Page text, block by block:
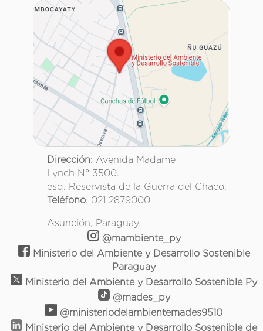
Dirección: Avenida Madame
Lynch N° 3500.
esq. Reservista de la Guerra del Chaco.
Teléfono: 021 2879000
Asunción, Paraguay.
@mambiente_py
Ministerio del Ambiente y Desarrollo Sostenible
Paraguay
Ministerio del Ambiente y Desarrollo Sostenible Py
@mades_py
@ministeriodelambientemades9510
Ministerio del Ambiente y Desarrollo Sostenible de